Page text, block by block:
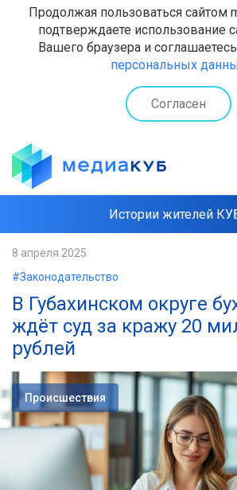
Продолжая пользоваться сайтом
подтверждаете использование
Вашего браузера и
персональных
Согласен
Истории жителей
Наши интервью
8 апреля 2025
#Законодательство
В Губахинском округе
ждёт суд за кражу 20
рублей
Происшествия